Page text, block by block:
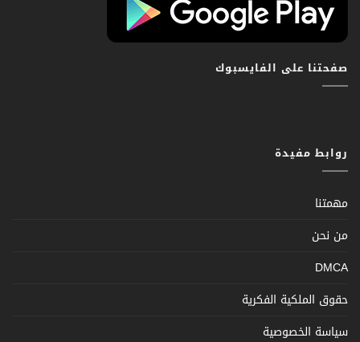
صفحتنا على الفايسبوك
روابط مفيدة
مهمتنا
من نحن
DMCA
حقوق الملكية الفكرية
سياسة الخصوصية